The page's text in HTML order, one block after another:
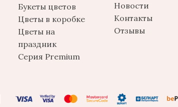
Букеты цветов
Цветы в коробке
Цветы на
праздник
Серия Premium
Новости
Контакты
Отзывы